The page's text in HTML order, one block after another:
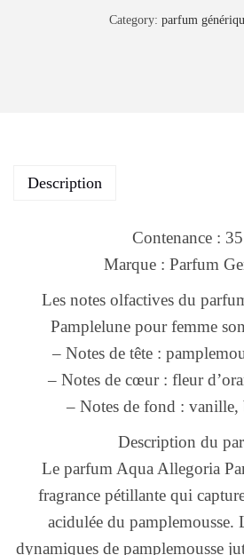
Category: parfum
Description
Contenance :
Marque : Parfum
Les notes olfactives du
Pamplelune pour femme
– Notes de tête :
– Notes de cœur : fleur
– Notes de fond : vanille,
Description du
Le parfum Aqua Allegoria
fragrance pétillante qui
acidulée du pamplemousse.
dynamiques de pamplemousse